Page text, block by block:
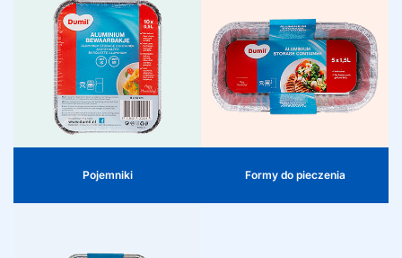
Pojemniki
Pojemniki
Praktyczne pojemniki
wykonane z wysokiej jakości
aluminium z pokrywką. Idealne
do przechowywania,
podgrzewania i transportu
posiłków. Odpowiednie do
zamrażarki, lodówki, piekarnika
i mikrofalówki. Wielokrotnego
użytku, ale nie nadają się do
mycia w zmywarce.
Formy do pieczenia
Formy do pieczenia
Wytrzymałe i bezpieczne dla
żywności formy do pieczenia
ciast, quiche i zapiekanek.
Odporne na wysokie
temperatury i łatwe w użyciu –
idealne dla domowych